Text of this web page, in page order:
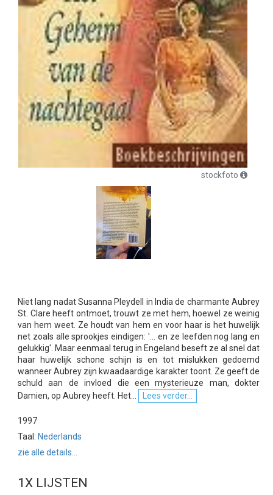
stockfoto
Niet lang nadat Susanna Pleydell in India de charmante Aubrey
St. Clare heeft ontmoet, trouwt ze met hem, hoewel ze weinig
van hem weet. Ze houdt van hem en voor haar is het huwelijk
net zoals alle sprookjes eindigen: '... en ze leefden nog lang en
gelukkig'. Maar eenmaal terug in Engeland beseft ze al snel dat
haar huwelijk schone schijn is en tot mislukken gedoemd
wanneer Aubrey zijn kwaadaardige karakter toont. Ze geeft de
schuld aan de invloed die een mysterieuze man, dokter
Damien, op Aubrey heeft. Het...
Lees verder...
1997
Taal: Nederlands
zie alle details...
1X LIJSTEN